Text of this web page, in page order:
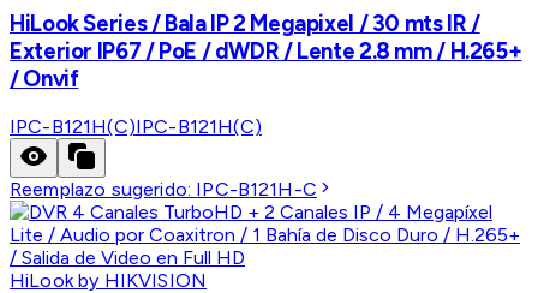
HiLook Series / Bala IP 2 Megapixel / 30 mts IR /
Exterior IP67 / PoE / dWDR / Lente 2.8 mm / H.265+
/ Onvif
IPC-B121H(C)IPC-B121H(C)
Reemplazo sugerido: IPC-B121H-C
HiLook by HIKVISION